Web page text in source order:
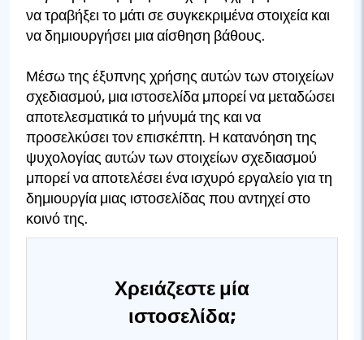
να τραβήξει το μάτι σε συγκεκριμένα στοιχεία και
να δημιουργήσει μια αίσθηση βάθους.
Μέσω της έξυπνης χρήσης αυτών των στοιχείων
σχεδιασμού, μια ιστοσελίδα μπορεί να μεταδώσει
αποτελεσματικά το μήνυμά της και να
προσελκύσει τον επισκέπτη. Η κατανόηση της
ψυχολογίας αυτών των στοιχείων σχεδιασμού
μπορεί να αποτελέσει ένα ισχυρό εργαλείο για τη
δημιουργία μιας ιστοσελίδας που αντηχεί στο
κοινό της.
Χρειάζεστε μία
ιστοσελίδα;